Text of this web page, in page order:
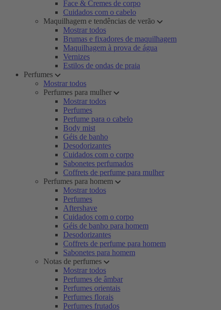
Face & Cremes de corpo
Cuidados com o cabelo
Maquilhagem e tendências de verão
Mostrar todos
Brumas e fixadores de maquilhagem
Maquilhagem à prova de água
Vernizes
Estilos de ondas de praia
Perfumes
Mostrar todos
Perfumes para mulher
Mostrar todos
Perfumes
Perfume para o cabelo
Body mist
Géis de banho
Desodorizantes
Cuidados com o corpo
Sabonetes perfumados
Coffrets de perfume para mulher
Perfumes para homem
Mostrar todos
Perfumes
Aftershave
Cuidados com o corpo
Géis de banho para homem
Desodorizantes
Coffrets de perfume para homem
Sabonetes para homem
Notas de perfumes
Mostrar todos
Perfumes de âmbar
Perfumes orientais
Perfumes florais
Perfumes frutados